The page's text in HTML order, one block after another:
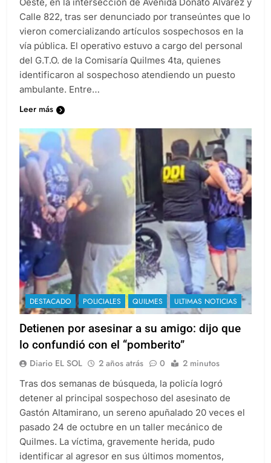
Calle 822, tras ser denunciado por transeúntes que lo
vieron comercializando artículos sospechosos en la
vía pública. El operativo estuvo a cargo del personal
del G.T.O. de la Comisaría Quilmes 4ta, quienes
identificaron al sospechoso atendiendo un puesto
ambulante. Entre…
Leer más
DESTACADO POLICIALES QUILMES ULTIMAS NOTICIAS
Detienen por asesinar a su amigo: dijo que
lo confundió con el “pomberito”
Diario EL SOL 2 años atrás 0 2 minutos
Tras dos semanas de búsqueda, la policía logró
detener al principal sospechoso del asesinato de
Gastón Altamirano, un sereno apuñalado 20 veces el
pasado 24 de octubre en un taller mecánico de
Quilmes. La víctima, gravemente herida, pudo
identificar al agresor en sus últimos momentos,